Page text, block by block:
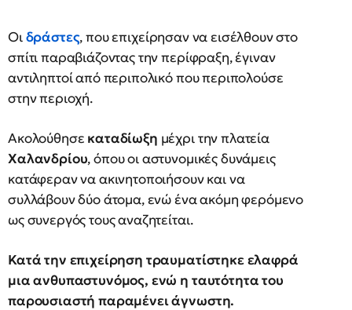
Οιδράστες, που επιχείρησαν να εισέλθουν στο
σπίτι παραβιάζοντας την περίφραξη, έγιναν
αντιληπτοί από περιπολικό που περιπολούσε
στην περιοχή.
Ακολούθησε καταδίωξη μέχρι την πλατεία
Χαλανδρίου, όπου οι αστυνομικές δυνάμεις
κατάφεραν να ακινητοποιήσουν και να
συλλάβουν δύο άτομα, ενώ ένα ακόμη φερόμενο
ως συνεργός τους αναζητείται.
Κατά την επιχείρηση τραυματίστηκε ελαφρά
μια ανθυπαστυνόμος, ενώ η ταυτότητα του
παρουσιαστή παραμένει άγνωστη.